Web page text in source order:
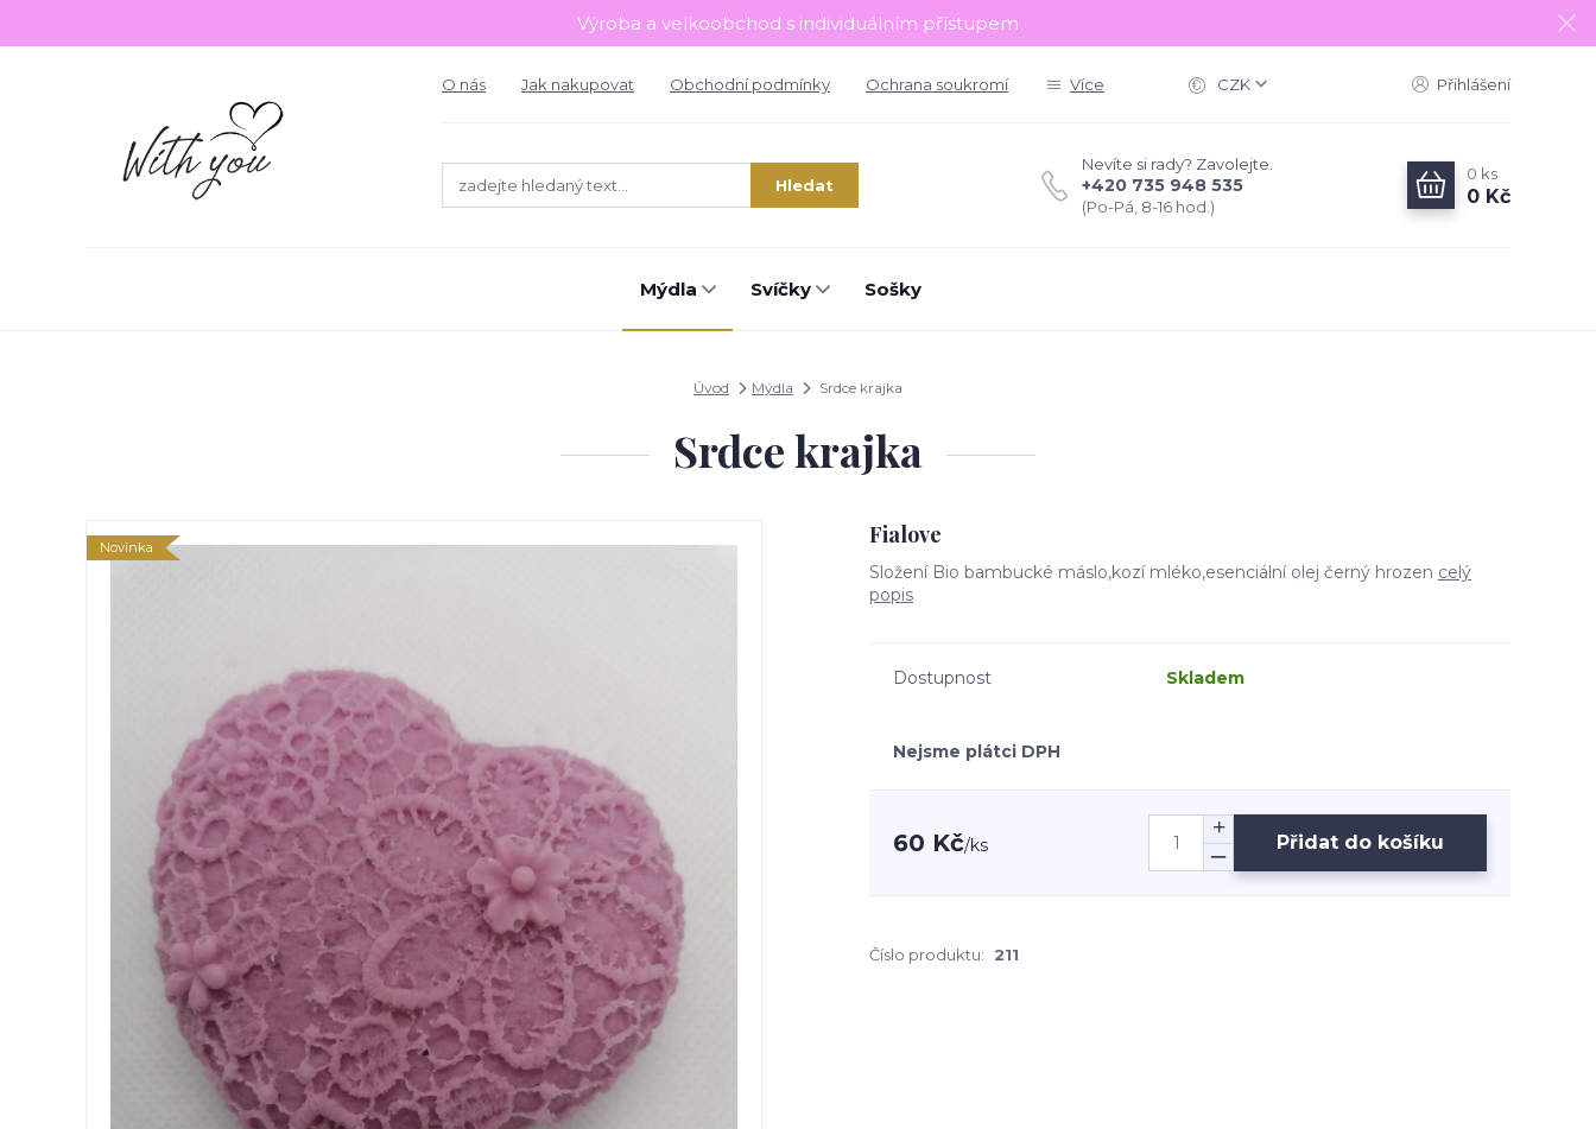
Výroba a velkoobchod s individuálním přístupem
O nás Jak nakupovat Obchodní podmínky Ochrana soukromí Více CZK Přihlášení
Hledat
Nevíte si rady? Zavolejte.
+420 735 948 535
(Po-Pá, 8-16 hod.)
0 ks
0 Kč
Mýdla Svíčky Sošky
Úvod Mýdla Srdce krajka
Srdce krajka
Novinka Fialove
Složení Bio bambucké máslo,kozí mléko,esenciální olej černý hrozen celý
popis
Dostupnost Skladem
Nejsme plátci DPH
60 Kč/ks Přidat do košíku
Číslo produktu: 211